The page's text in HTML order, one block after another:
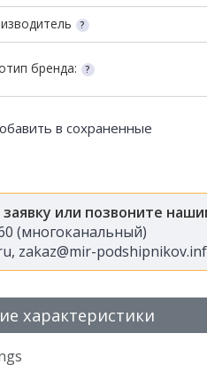
бренда:
в сохраненные
или позвоните
(многоканальный)
, zakaz@mir-
характеристики